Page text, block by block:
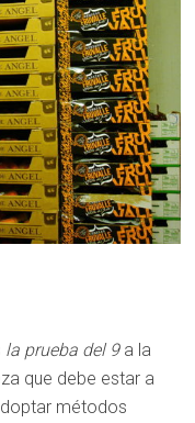
la prueba del 9a la
que debe estar a
métodos